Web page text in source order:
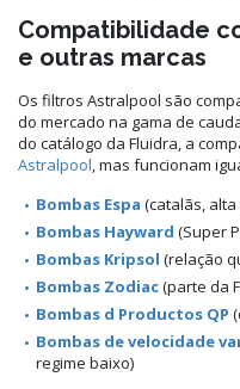
Compatibilidade
e outras marcas
Os filtros Astralpool são
do mercado na gama de
do catálogo da Fluidra, a
Astralpool, mas funcionam
Bombas Espa (catalãs,
Bombas Hayward (Super
Bombas Kripsol (relação
Bombas Zodiac(parte da
Bombas d Productos QP
Bombas de velocidade
regime baixo)